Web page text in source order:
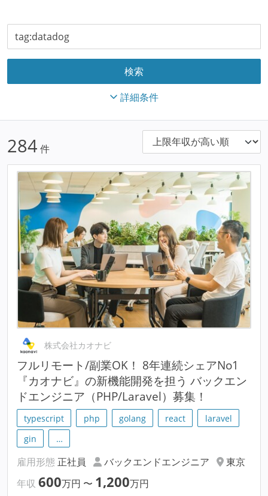
詳細条件
284 件
株式会社カオナビ
フルリモート/副業OK！ 8年連続シェアNo1
『カオナビ』の新機能開発を担う バックエン
ドエンジニア（PHP/Laravel）募集！
typescript php golang react
laravel
gin
…
雇用形態 正社員 バックエンドエンジニア
東京
年収 600万円 〜 1,200万円